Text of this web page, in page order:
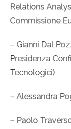
Relations
Commissione
– Gianni Dal
Presidenza
Tecnologici)
– Alessandra
– Paolo